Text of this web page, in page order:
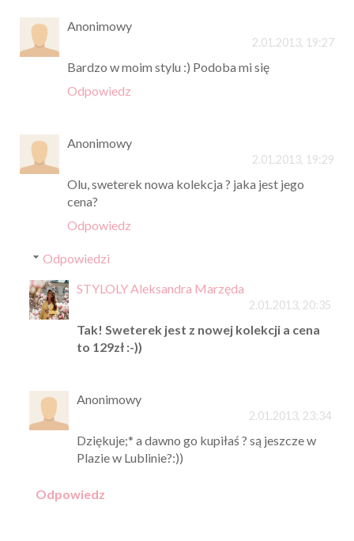
Anonimowy
2.01.2013, 19:27
Bardzo w moim stylu :) Podoba mi się
Odpowiedz
Anonimowy
2.01.2013, 19:29
Olu, sweterek nowa kolekcja ? jaka jest jego
cena?
Odpowiedz
Odpowiedzi
STYLOLY Aleksandra Marzęda
2.01.2013, 20:35
Tak! Sweterek jest z nowej kolekcji a cena
to 129zł :-))
Anonimowy
2.01.2013, 23:34
Dziękuje;* a dawno go kupiłaś ? są jeszcze w
Plazie w Lublinie?:))
Odpowiedz